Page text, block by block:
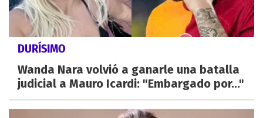
DURÍSIMO
Wanda Nara volvió a ganarle una batalla
judicial a Mauro Icardi: "Embargado por..."